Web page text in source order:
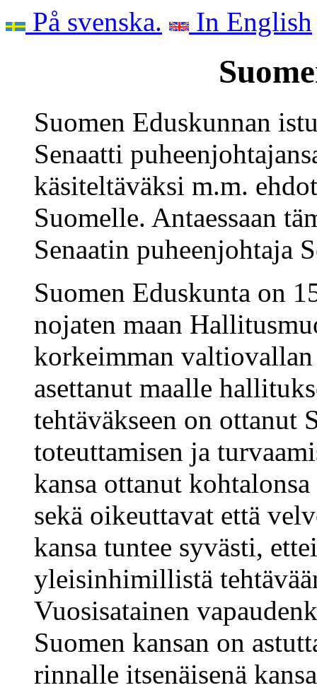
På svenska. In English
Suomen Eduskunnan
Senaatti
käsiteltäväksi m.m.
Suomelle. Antaessaan
Senaatin puheenjohtaja
Suomen Eduskunta on
nojaten maan
korkeimman
asettanut maalle
tehtäväkseen on ottanut
toteuttamisen ja
kansa ottanut
sekä oikeuttavat että
kansa tuntee syvästi,
yleisinhimillistä
Vuosisatainen
Suomen kansan on
rinnalle itsenäisenä